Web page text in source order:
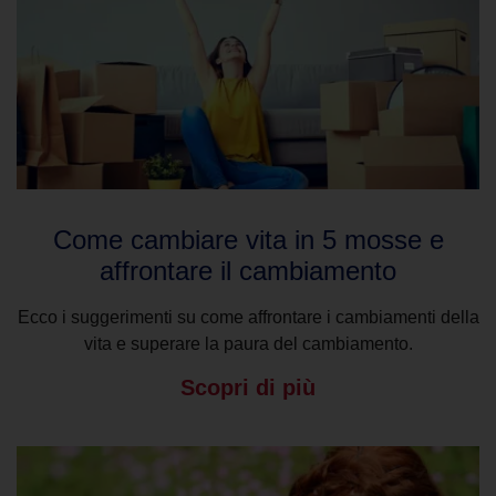
Come cambiare vita in 5 mosse e
affrontare il cambiamento
Ecco i suggerimenti su come affrontare i cambiamenti della
vita e superare la paura del cambiamento.
Scopri di più